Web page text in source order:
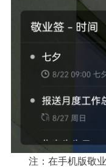
注：在手机版敬